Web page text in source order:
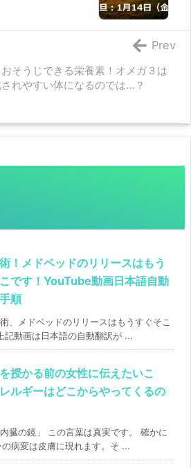
おそうじできる栄養素！オメガ３は
れやすい体になるのでは…？
Prev
！メドベッドのリリースはもう
です！YouTube動画日本語自動
順
、メドベッドのリリースはもうすぐそこ
記動画は日本語の自動翻訳が ...
授かる前の女性に伝えたいこ
ルギーはどこからやってくるの
内臓の鏡」 この言葉は真実です。 確かに
の病変は皮膚に現れます。そ ...